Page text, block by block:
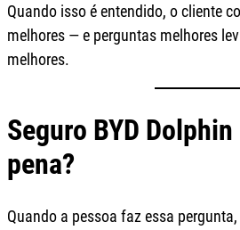
Quando isso é entendido, o cliente
melhores — e perguntas melhores
melhores.
Seguro BYD
pena?
Quando a pessoa faz essa